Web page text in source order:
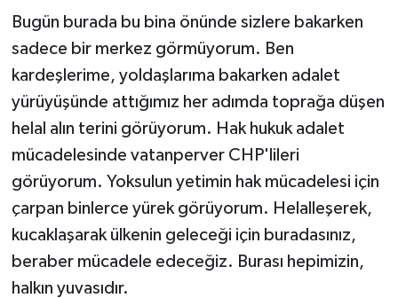
Bugün burada bu bina önünde sizlere bakarken
sadece bir merkez görmüyorum. Ben
kardeşlerime, yoldaşlarıma bakarken adalet
yürüyüşünde attığımız her adımda toprağa düşen
helal alın terini görüyorum. Hak hukuk adalet
mücadelesinde vatanperver CHP'lileri
görüyorum. Yoksulun yetimin hak mücadelesi için
çarpan binlerce yürek görüyorum. Helalleşerek,
kucaklaşarak ülkenin geleceği için buradasınız,
beraber mücadele edeceğiz. Burası hepimizin,
halkın yuvasıdır.